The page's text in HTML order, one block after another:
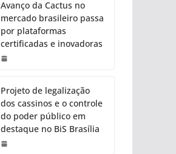
Avanço da Cactus no
mercado brasileiro passa
por plataformas
certificadas e inovadoras
Projeto de legalização
dos cassinos e o controle
do poder público em
destaque no BiS Brasília